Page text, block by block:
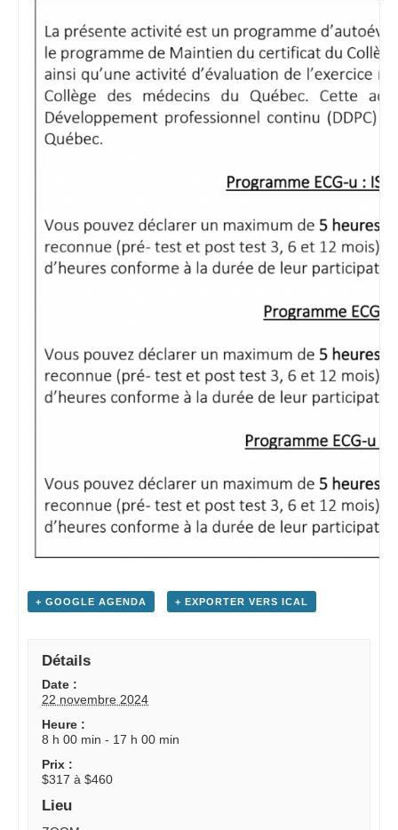
+ GOOGLE AGENDA + EXPORTER VERS ICAL
Détails
Date :
22 novembre 2024
Heure :
8 h 00 min - 17 h 00 min
Prix :
$317 à $460
Lieu